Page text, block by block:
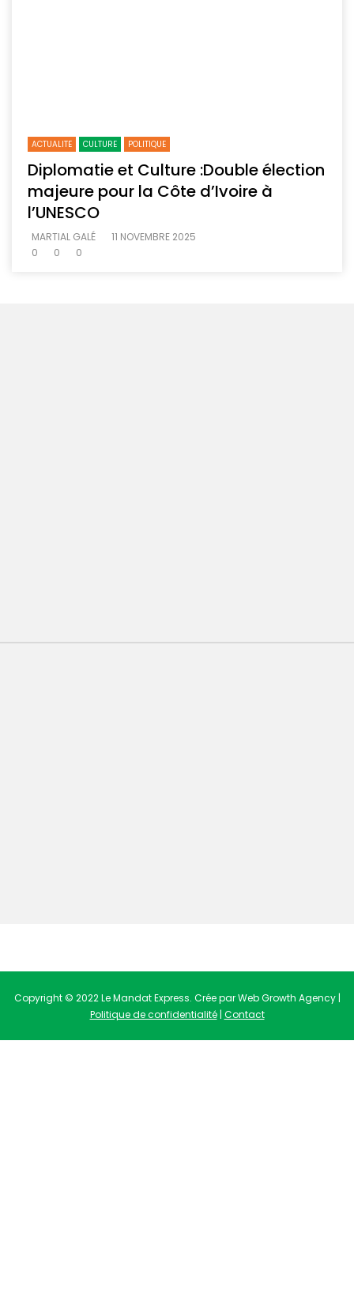
ACTUALITE CULTURE POLITIQUE
Diplomatie et Culture :Double élection
majeure pour la Côte d’Ivoire à
l’UNESCO
MARTIAL GALÉ
11 NOVEMBRE 2025
0
0 0
Copyright © 2022 Le Mandat Express. Crée par Web Growth Agency |
Politique de confidentialité| Contact